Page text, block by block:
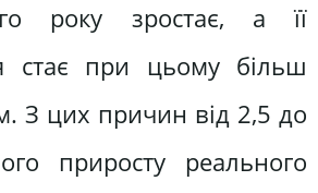
року зростає, а її
стає при цьому більш
З цих причин від 2,5 до
приросту реального